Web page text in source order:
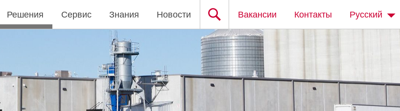
Решения Сервис Знания Новости Вакансии Контакты Русский